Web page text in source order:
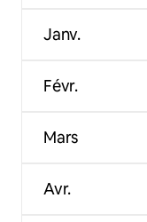
Janv.
Févr.
Mars
Avr.